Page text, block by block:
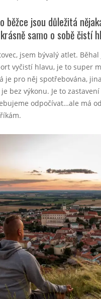
běžce jsou důležitá
samo o sobě čistí
jsem bývalý atlet.
vyčistí hlavu, je to super
je pro něj spotřebována,
bez výkonu. Je to
odpočívat…ale má